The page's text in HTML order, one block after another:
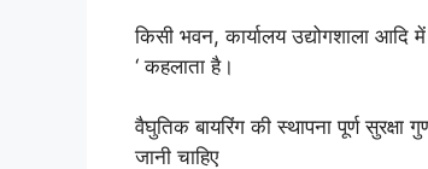
किसी भवन, कार्यालय उद्योगशाला आदि
‘ कहलाता है।
वैघुतिक बायरिंग की स्थापना पूर्ण
जानी चाहिए